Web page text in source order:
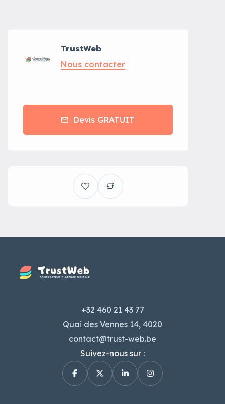
TrustWeb
Nous contacter
Devis GRATUIT
+32 460 21 43 77
Quai des Vennes 14, 4020
contact@trust-web.be
Suivez-nous sur :